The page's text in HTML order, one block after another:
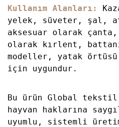
Kullanım Alanları:
yelek, süveter, şal,
aksesuar olarak çanta,
olarak kırlent,
modeller, yatak
için uygundur.
Bu ürün Global
hayvan haklarına
uyumlu, sistemli